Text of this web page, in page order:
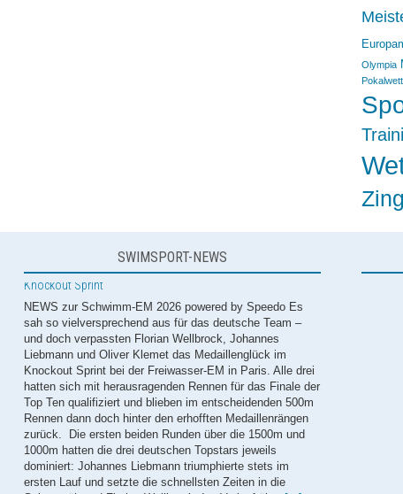
Olympia
SWIMSPORT-NEWS
Europameisterin! Isabel Gose feiert Gold im Knockout Sprint
NEWS zur Schwimm-EM 2026 powered by Speedo Es ist
das dritte Gold für das deutsche Team bei der Freiwasser-
EM in Paris - und der erste große Einzeltitel im
Freiwasser für Isabel Gose! Nach Staffelgold bei der WM
im letzten Jahr, dominierte Gose nun im Knockout Sprint
der Damen alle drei geschwommenen Runden und krönte
sich somit eindrucksvoll zur Europameisterin. Der
Knockout Sprint setzt sich aus drei Runden zusammen,
wobei sich die Streckenlänge von 1500m auf 1000m und
schlussendlich 500m verkürzt. Nach jeder Runde
scheiden die langsamsten Athletinnen aus, bis die Top 10
im abschließenden 500m Finale in die